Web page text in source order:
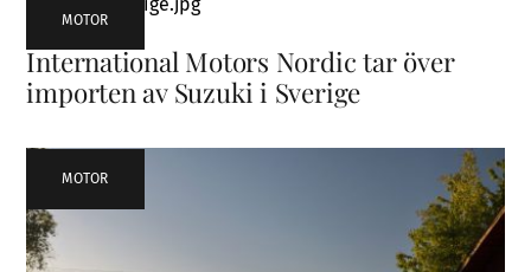
MOTOR
International Motors Nordic tar över
importen av Suzuki i Sverige
MOTOR